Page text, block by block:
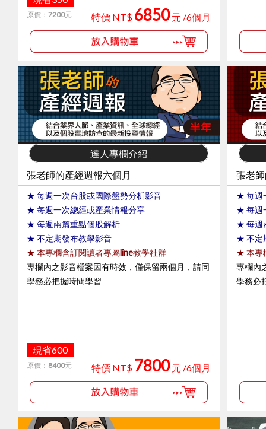
2.請務
3.影音
入「朱
頁觀看
4.影
恕無法
5.「海
繫客服
箱:
會期結束後，需再次訂閱，才可進入專欄內觀看影
片及文章。
1. 訂閱學員專屬Line群組
2. 不定期風險警示影音教學
原價： 7200元 特價 NT$ 6850元 /6個月
片及文
1. 訂
2. 不
達人專欄介紹
張老師的產經週報六個月
★ 每週一次台股或國際盤勢分析影音
★ 每週一次總經或產業情報分享
★ 每週兩篇重點個股解析
★ 不定期發布教學影音
★ 本專欄含訂閱讀者專屬line教學社群
專欄內之影音檔案因有時效，僅保留兩個月，請同
學務必把握時間學習
現省600
原價： 8400元 特價 NT$ 7800元 /6個月
張老
★ 每週
★ 每週
★ 每週
★ 不定
★ 本專
專欄內
學務必